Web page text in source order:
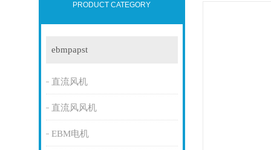
PRODUCT CATEGORY
ebmpapst
直流风机
直流风风机
EBM电机